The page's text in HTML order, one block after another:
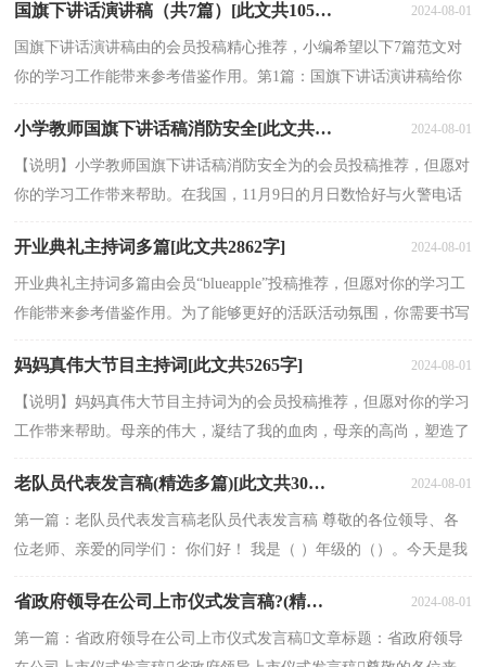
国旗下讲话演讲稿（共7篇）[此文共10543字] 2024-08-01
国旗下讲话演讲稿由的会员投稿精心推荐，小编希望以下7篇范文对
你的学习工作能带来参考借鉴作用。第1篇：国旗下讲话演讲稿给你
小学教师国旗下讲话稿消防安全[此文共4234字] 2024-08-01
【说明】小学教师国旗下讲话稿消防安全为的会员投稿推荐，但愿对
你的学习工作带来帮助。在我国，11月9日的月日数恰好与火警电话
开业典礼主持词多篇[此文共2862字] 2024-08-01
开业典礼主持词多篇由会员“blueapple”投稿推荐，但愿对你的学习工
作能带来参考借鉴作用。为了能够更好的活跃活动氛围，你需要书写
妈妈真伟大节目主持词[此文共5265字] 2024-08-01
【说明】妈妈真伟大节目主持词为的会员投稿推荐，但愿对你的学习
工作带来帮助。母亲的伟大，凝结了我的血肉，母亲的高尚，塑造了
老队员代表发言稿(精选多篇)[此文共3070字] 2024-08-01
第一篇：老队员代表发言稿老队员代表发言稿 尊敬的各位领导、各
位老师、亲爱的同学们： 你们好！ 我是（ ）年级的（）。今天是我
省政府领导在公司上市仪式发言稿?(精选多篇)[此文共4760字] 2024-08-01
第一篇：省政府领导在公司上市仪式发言稿文章标题：省政府领导